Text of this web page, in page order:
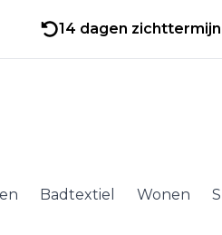
14 dagen zichttermijn
Badtextiel Wonen